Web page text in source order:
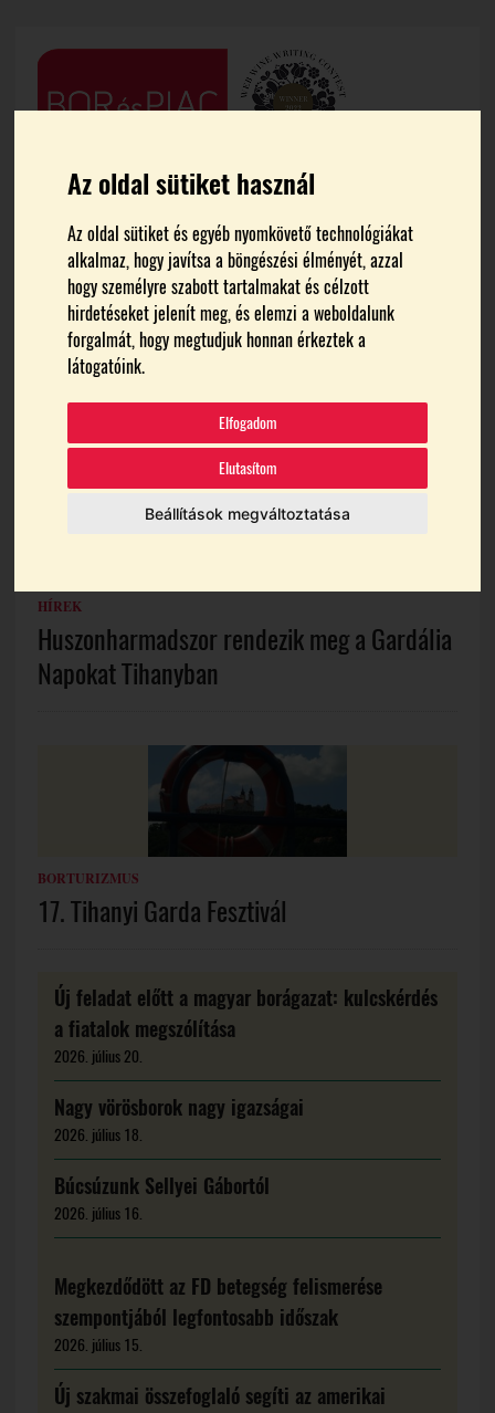
Az oldal sütiket használ
Az oldal sütiket és egyéb nyomkövető technológiákat
alkalmaz, hogy javítsa a böngészési élményét, azzal
hogy személyre szabott tartalmakat és célzott
hirdetéseket jelenít meg, és elemzi a weboldalunk
forgalmát, hogy megtudjuk honnan érkeztek a
látogatóink.
Elfogadom
Elutasítom
Beállítások megváltoztatása
FŐOLDAL TIHANY
tihany
HÍREK
Huszonharmadszor rendezik meg a Gardália
Napokat Tihanyban
BORTURIZMUS
17. Tihanyi Garda Fesztivál
Új feladat előtt a magyar borágazat: kulcskérdés
a fiatalok megszólítása
2026. július 20.
Nagy vörösborok nagy igazságai
2026. július 18.
Búcsúzunk Sellyei Gábortól
2026. július 16.
Megkezdődött az FD betegség felismerése
szempontjából legfontosabb időszak
2026. július 15.
Új szakmai összefoglaló segíti az amerikai